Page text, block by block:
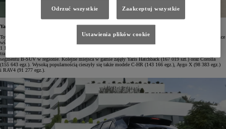
Yaris Cross najpopularniejszą Toyotą w Europie
Toyota już piąty rok z rzędu potwierdziła swoją silną pozycję na rynku europejskim, utrzymując drugie miejsce
wśród najczęściej wybieranych marek. W 2025 roku sprzedaż w Europie osiągnęła rekordowy poziom
1 143 963 samochodów. Największym zainteresowaniem klientów cieszył się Yaris Cross – do nabywców
trafiło 200 477 egzemplarzy tego miejskiego crossovera, który z 11-procentowym udziałem został liderem
segmentu B-SUV w regionie. Kolejne miejsca w gamie zajęły Yaris Hatchback (167 019 szt.) oraz Corolla
(155 643 egz.). Wysoką popularnością cieszyły się także modele C-HR (143 166 egz.), Aygo X (98 383 egz.)
i RAV4 (91 277 egz.).
Odrzuć wszystkie Zaakceptuj wszystkie
Ustawienia plików cookie